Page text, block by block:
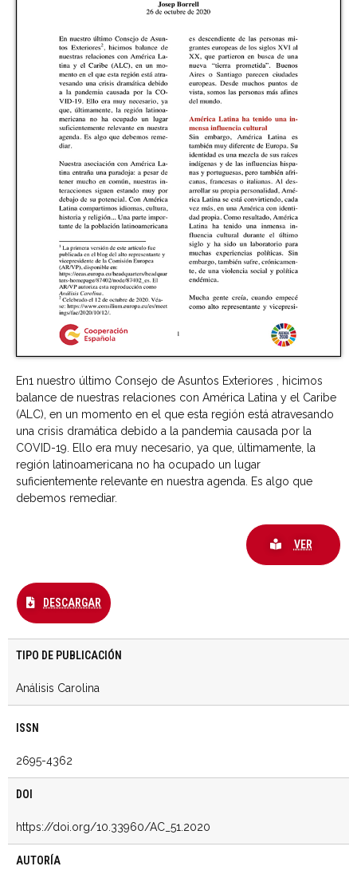
En1 nuestro último Consejo de Asuntos Exteriores , hicimos
balance de nuestras relaciones con América Latina y el Caribe
(ALC), en un momento en el que esta región está atravesando
una crisis dramática debido a la pandemia causada por la
COVID-19. Ello era muy necesario, ya que, últimamente, la
región latinoamericana no ha ocupado un lugar
suficientemente relevante en nuestra agenda. Es algo que
debemos remediar.
VER
DESCARGAR
TIPO DE PUBLICACIÓN
Análisis Carolina
ISSN
2695-4362
DOI
https://doi.org/10.33960/AC_51.2020
AUTORÍA